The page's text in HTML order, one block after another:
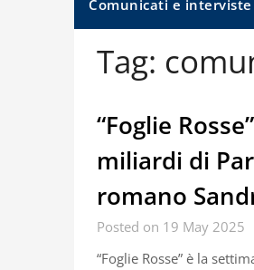
Comunicati e
Tag:
“Foglie
miliardi di
romano
Posted on 19 May 2025
“Foglie Rosse” è la